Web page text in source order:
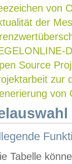
von
der
Source
zur
von
Tabelle